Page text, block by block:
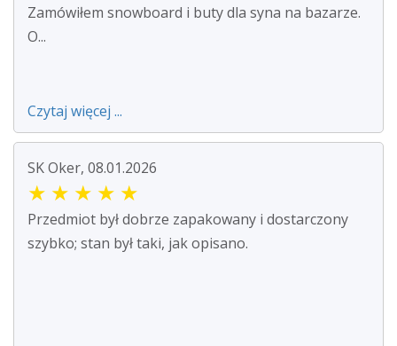
Zamówiłem snowboard i buty dla syna na bazarze.
O...
Czytaj więcej ...
SK Oker, 08.01.2026
★ ★ ★ ★ ★
Przedmiot był dobrze zapakowany i dostarczony
szybko; stan był taki, jak opisano.